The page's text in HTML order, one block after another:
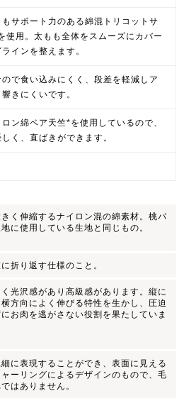
サポート力のある綿混トリコットサ
使用。太もも全体をスムーズにカバー
インを整えます。
で食い込みにくく、段差を軽減しア
きにくいです。
ン綿ベア天竺*を使用しているので、
く、直ばきができます。
く伸縮するナイロン混の綿素材。桃パ
に使用している生地と同じもの。
折り返す仕様のこと。
光沢感があり高級感があります。縦に
方向によく伸びる特性を生かし、圧迫
お肉を逃がさない役割を果たしていま
に表現することができ、表面に見える
ーリングによるデザインのもので、毛
はありません。